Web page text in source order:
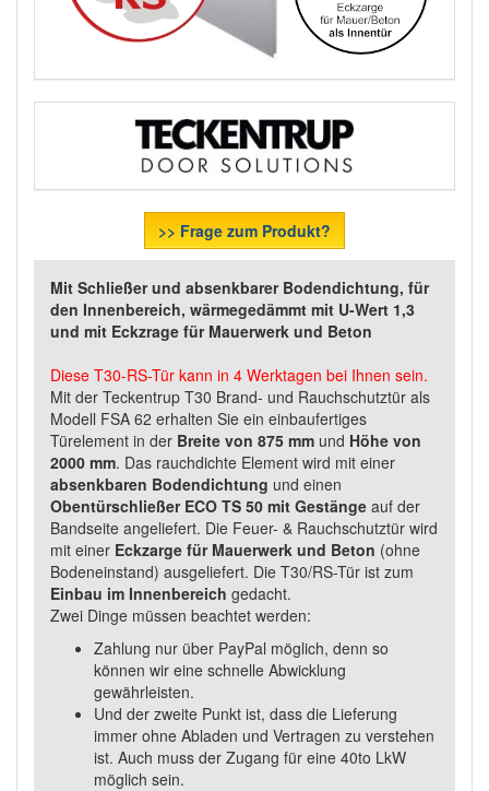
>> Frage zum Produkt?
Mit Schließer und absenkbarer Bodendichtung, für
den Innenbereich, wärmegedämmt mit U-Wert 1,3
und mit Eckzrage für Mauerwerk und Beton
Diese T30-RS-Tür kann in 4 Werktagen bei Ihnen sein.
Mit der Teckentrup T30 Brand- und Rauchschutztür als
Modell FSA 62 erhalten Sie ein einbaufertiges
Türelement in der Breite von 875 mm und Höhe von
2000 mm. Das rauchdichte Element wird mit einer
absenkbaren Bodendichtung und einen
Obentürschließer ECO TS 50 mit Gestänge auf der
Bandseite angeliefert. Die Feuer- & Rauchschutztür wird
mit einer Eckzarge für Mauerwerk und Beton (ohne
Bodeneinstand) ausgeliefert. Die T30/RS-Tür ist zum
Einbau im Innenbereich gedacht.
Zwei Dinge müssen beachtet werden:
Zahlung nur über PayPal möglich, denn so
können wir eine schnelle Abwicklung
gewährleisten.
Und der zweite Punkt ist, dass die Lieferung
immer ohne Abladen und Vertragen zu verstehen
ist. Auch muss der Zugang für eine 40to LkW
möglich sein.